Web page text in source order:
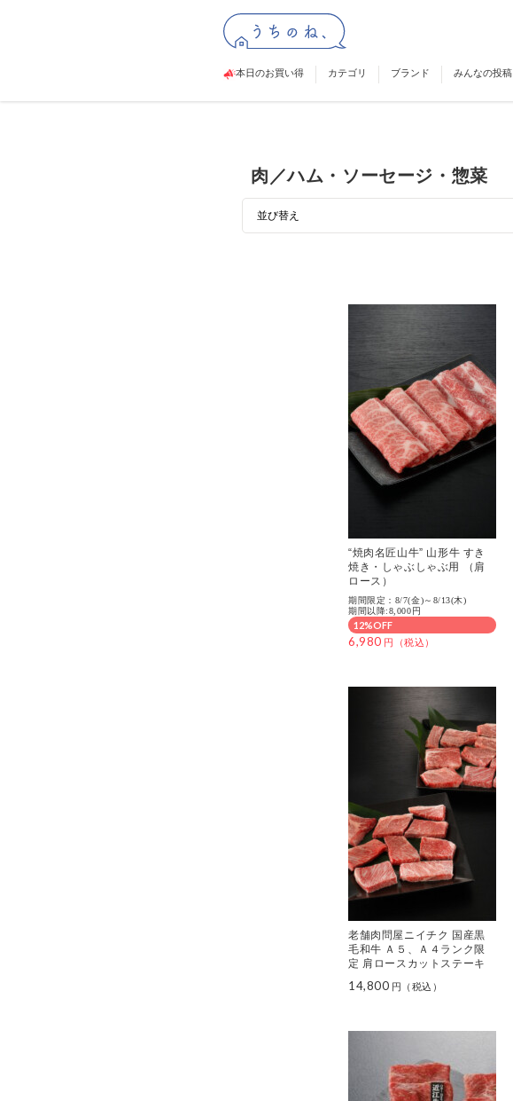
本日のお買い得 カテゴリ ブランド みんなの投稿
肉／ハム・ソーセージ・惣菜
“焼肉名匠山牛” 山形牛 すき
焼き・しゃぶしゃぶ用 （肩
ロース）
期間限定：8/7(金)～8/13(木)
期間以降:8,000円
12%OFF
6,980
老舗肉問屋ニイチク 国産黒
毛和牛 Ａ５、Ａ４ランク限
定 肩ロースカットステーキ
14,800